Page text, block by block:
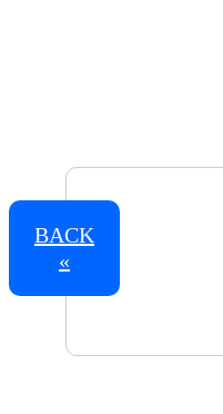
BACK
«